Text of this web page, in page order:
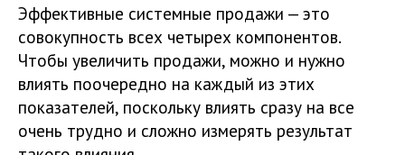
Эффективные системные продажи — это
совокупность всех четырех компонентов.
Чтобы увеличить продажи, можно и нужно
влиять поочередно на каждый из этих
показателей, поскольку влиять сразу на все
очень трудно и сложно измерять результат